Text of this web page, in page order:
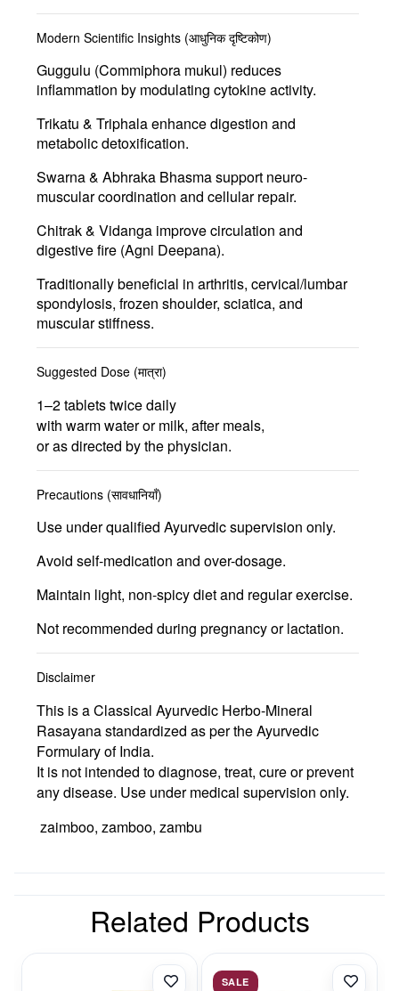
Modern Scientific Insights (आधुनिक दृष्टिकोण)
Guggulu (Commiphora mukul) reduces
inflammation by modulating cytokine activity.
Trikatu & Triphalaenhance digestion and
metabolic detoxification.
Swarna & Abhraka Bhasmasupport neuro-
muscular coordination and cellular repair.
Chitrak & Vidanga improve circulation and
digestive fire (Agni Deepana).
Traditionally beneficial in arthritis, cervical/lumbar
spondylosis, frozen shoulder, sciatica, and
muscular stiffness.
Suggested Dose (मात्रा)
1–2 tablets twice daily
with warm water or milk, after meals,
or as directed by the physician.
Precautions (सावधानियाँ)
Use under qualified Ayurvedic supervision only.
Avoid self-medication and over-dosage.
Maintain light, non-spicy diet and regular exercise.
Not recommended during pregnancy or lactation.
Disclaimer
This is a Classical Ayurvedic Herbo-Mineral
Rasayana standardized as per the Ayurvedic
Formulary of India.
It is not intended to diagnose, treat, cure or prevent
any disease. Use under medical supervision only.
zaimboo, zamboo, zambu
Related Products
SALE